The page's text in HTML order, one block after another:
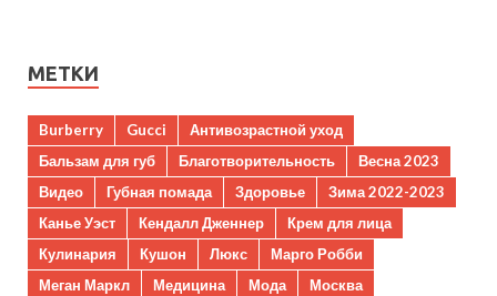
МЕТКИ
Burberry Gucci
Антивозрастной уход
Бальзам для губ
Благотворительность
Весна 2023
Видео
Губная помада Здоровье
Зима 2022-2023
Канье Уэст
Кендалл Дженнер
Крем для лица
Кулинария
Кушон Люкс
Марго Робби
Меган Маркл
Медицина Мода
Москва